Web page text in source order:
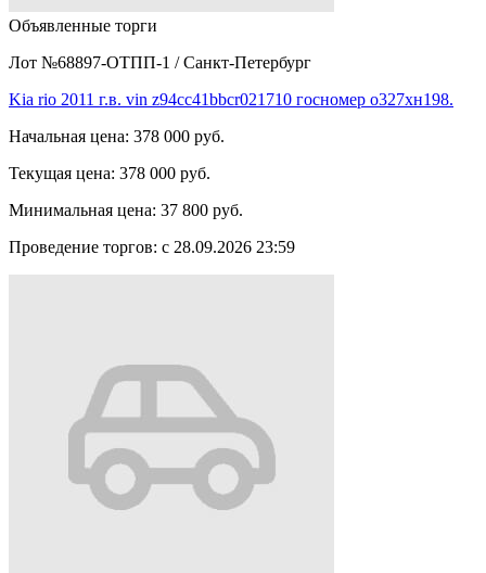
Объявленные торги
Лот №68897-ОТПП-1 / Санкт-Петербург
Kia rio 2011 г.в. vin z94cc41bbcr021710 госномер о327хн198.
Начальная цена: 378 000 руб.
Текущая цена: 378 000 руб.
Минимальная цена: 37 800 руб.
Проведение торгов: с 28.09.2026 23:59